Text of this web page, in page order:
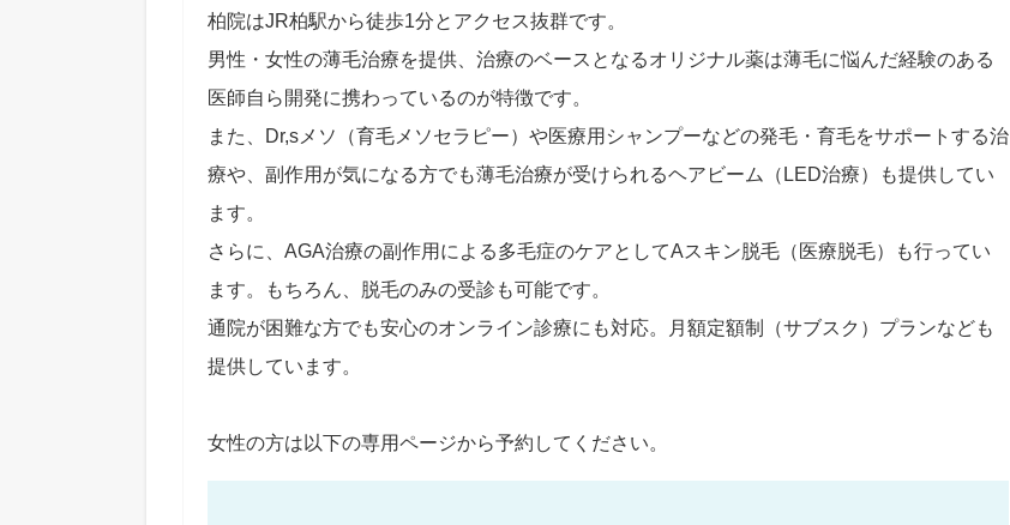
柏院はJR柏駅から徒歩1分とアクセス抜群です。
男性・女性の薄毛治療を提供、治療のベースとなるオリジナル薬は薄毛に悩んだ経験のある
医師自ら開発に携わっているのが特徴です。
また、Dr,sメソ（育毛メソセラピー）や医療用シャンプーなどの発毛・育毛をサポートする治
療や、副作用が気になる方でも薄毛治療が受けられるヘアビーム（LED治療）も提供してい
ます。
さらに、AGA治療の副作用による多毛症のケアとしてAスキン脱毛（医療脱毛）も行ってい
ます。もちろん、脱毛のみの受診も可能です。
通院が困難な方でも安心のオンライン診療にも対応。月額定額制（サブスク）プランなども
提供しています。
女性の方は以下の専用ページから予約してください。